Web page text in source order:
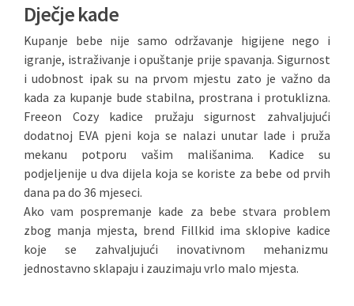
Dječje kade
Kupanje bebe nije samo održavanje higijene nego i
igranje, istraživanje i opuštanje prije spavanja. Sigurnost
i udobnost ipak su na prvom mjestu zato je važno da
kada za kupanje bude stabilna, prostrana i protuklizna.
Freeon Cozy kadice pružaju sigurnost zahvaljujući
dodatnoj EVA pjeni koja se nalazi unutar lade i pruža
mekanu potporu vašim mališanima. Kadice su
podjeljenije u dva dijela koja se koriste za bebe od prvih
dana pa do 36 mjeseci.
Ako vam pospremanje kade za bebe stvara problem
zbog manja mjesta, brend Fillkid ima sklopive kadice
koje se zahvaljujući inovativnom mehanizmu
jednostavno sklapaju i zauzimaju vrlo malo mjesta.